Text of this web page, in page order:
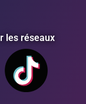
les réseaux